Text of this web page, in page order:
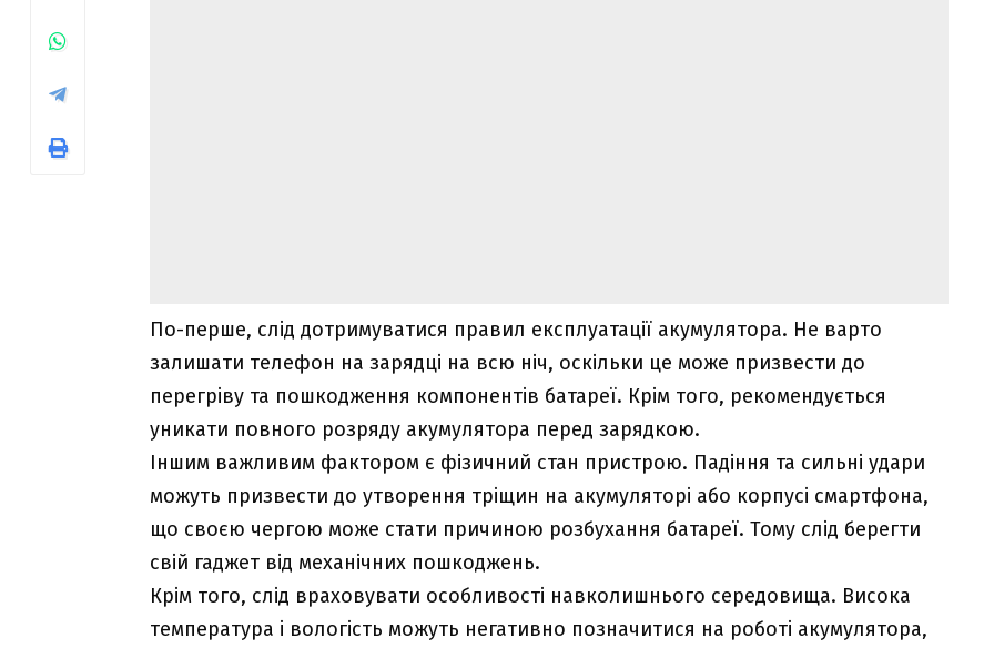
По-перше, слід дотримуватися правил експлуатації акумулятора. Не варто
залишати телефон на зарядці на всю ніч, оскільки це може призвести до
перегріву та пошкодження компонентів батареї. Крім того, рекомендується
уникати повного розряду акумулятора перед зарядкою.
Іншим важливим фактором є фізичний стан пристрою. Падіння та сильні удари
можуть призвести до утворення тріщин на акумуляторі або корпусі смартфона,
що своєю чергою може стати причиною розбухання батареї. Тому слід берегти
свій гаджет від механічних пошкоджень.
Крім того, слід враховувати особливості навколишнього середовища. Висока
температура і вологість можуть негативно позначитися на роботі акумулятора,